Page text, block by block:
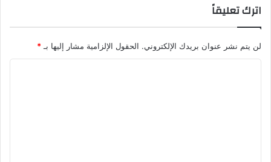
اترك تعليقاً
لن يتم نشر عنوان بريدك الإلكتروني. الحقول الإلزامية مشار إليها بـ *